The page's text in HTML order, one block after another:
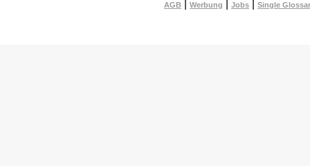
AGB Werbung Jobs Single Glossar